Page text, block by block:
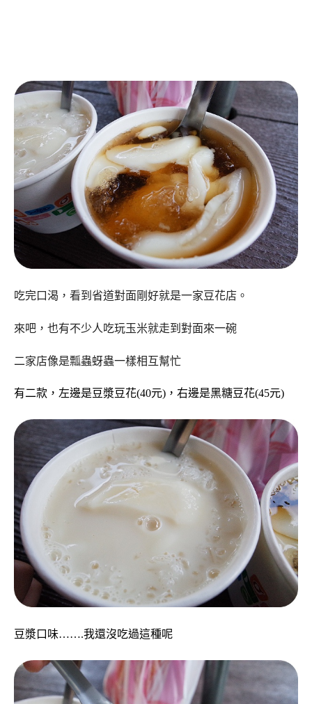
吃完口渴，看到省道對面剛好就是一家豆花店。
來吧，也有不少人吃玩玉米就走到對面來一碗
二家店像是瓢蟲蚜蟲一樣相互幫忙
有二款，左邊是豆漿豆花(40元)，右邊是黑糖豆花(45元)
豆漿口味…….我還沒吃過這種呢